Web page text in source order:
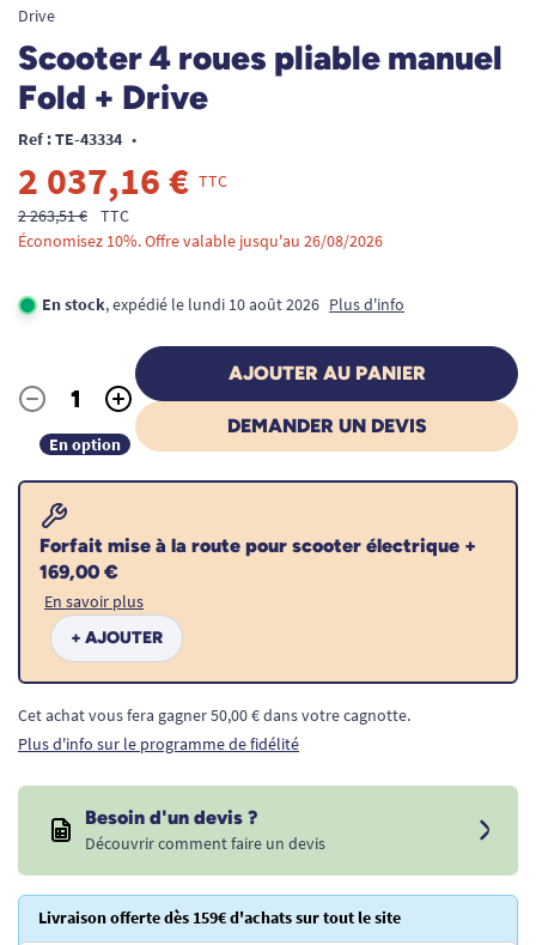
Drive
Scooter 4 roues pliable manuel
Fold + Drive
Ref : TE-43334 •
2 037,16 € TTC
2 263,51 €
TTC
Économisez 10%. Offre valable jusqu'au 26/08/2026
En stock, expédié le lundi 10 août 2026 Plus d'info
Quantité
- +
AJOUTER AU PANIER
DEMANDER UN DEVIS
En option
Forfait mise à la route pour scooter électrique +
169,00 €
En savoir plus
+ AJOUTER
Cet achat vous fera gagner 50,00 € dans votre cagnotte.
Plus d'info sur le programme de fidélité
Besoin d'un devis ?
Découvrir comment faire un devis
Livraison offerte dès 159€ d'achats sur tout le site